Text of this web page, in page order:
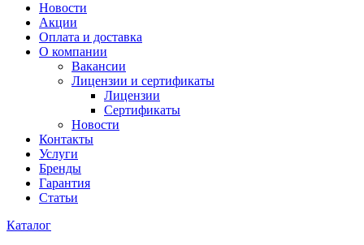
Новости
Акции
Оплата и доставка
О компании
Вакансии
Лицензии и сертификаты
Лицензии
Сертификаты
Новости
Контакты
Услуги
Бренды
Гарантия
Статьи
Каталог